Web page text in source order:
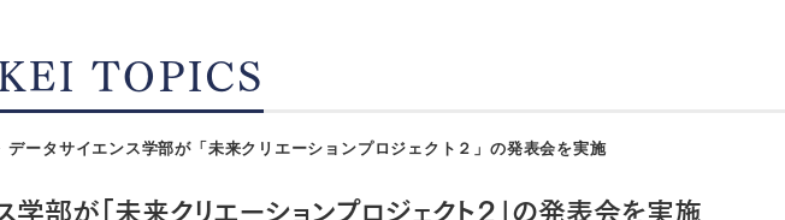
TOPICS
データサイエンス学部が「未来クリエーションプロジェクト２」の発表会を実施
学部が「未来クリエーションプロジェクト２」の発表会を実施